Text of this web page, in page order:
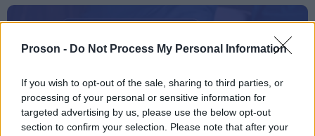
Proson - Do Not Process My Personal Information
If you wish to opt-out of the sale, sharing to third parties, or
processing of your personal or sensitive information for
targeted advertising by us, please use the below opt-out
section to confirm your selection. Please note that after your
ΑΣΕΠ: Πιστοποίηση Αγγλικών σε
μόνο 2 ημέρες στα χέρια σας